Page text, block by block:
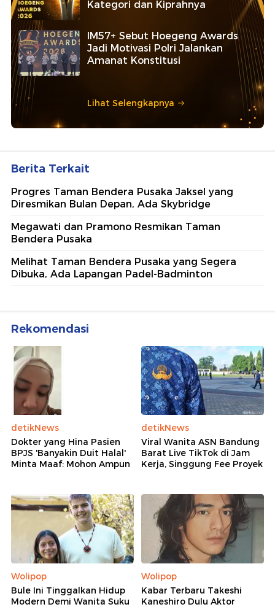
Kategori dan Kiprahnya
IM57+ Sebut Hoegeng Awards
Jadi Motivasi Polri Jalankan
Amanat Konstitusi
Lihat Selengkapnya
Berita Terkait
Progres Taman Bendera Pusaka Jaksel yang
Diresmikan Bulan Depan, Ada Skybridge
Megawati dan Pramono Resmikan Taman
Bendera Pusaka
Melihat Taman Bendera Pusaka yang Segera
Dibuka, Ada Lapangan Padel-Badminton
Rekomendasi
detikNews
Dokter yang Hina Pasien
BPJS 'Banyakin Duit Halal'
Minta Maaf: Mohon Ampun
detikNews
Viral Wanita ASN Bandung
Barat Live TikTok di Jam
Kerja, Singgung Fee Proyek
Wolipop
Bule Ini Tinggalkan Hidup
Modern Demi Wanita Suku
Wolipop
Kabar Terbaru Takeshi
Kaneshiro Dulu Aktor